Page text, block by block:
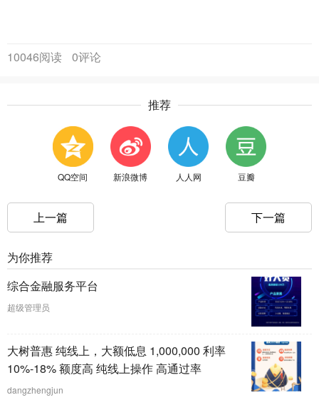
10046阅读 0评论
推荐
QQ空间 新浪微博 人人网 豆瓣
上一篇 下一篇
为你推荐
综合金融服务平台
超级管理员
大树普惠 纯线上，大额低息 1,000,000 利率
10%-18% 额度高 纯线上操作 高通过率
dangzhengjun